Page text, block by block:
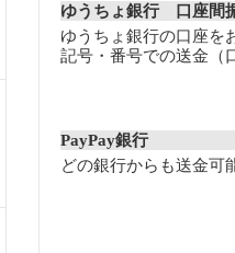
ゆうちょ銀行 口座間
ゆうちょ銀行の口座を
記号・番号での送金（
PayPay銀行
どの銀行からも送金可